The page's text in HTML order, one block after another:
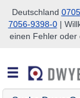
Zum Suchen
Zum Hauptinhalt
Zur Navigation
Deutschland
7056-9398-0|
einen Fehler oder
Suche